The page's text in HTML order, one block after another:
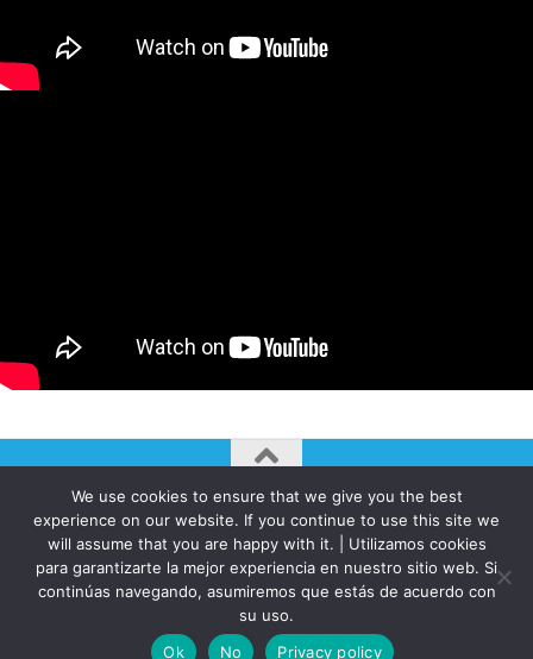
AUTOGIRO/el giro del arte actual © JAVIER MARTINEZ 2026. All
Rights Reserved.
Funciona con - Diseñado con elTema Hueman
We use cookies to ensure that we give you the best
experience on our website. If you continue to use this site we
will assume that you are happy with it. | Utilizamos cookies
para garantizarte la mejor experiencia en nuestro sitio web. Si
continúas navegando, asumiremos que estás de acuerdo con
su uso.
Ok
No Privacy policy